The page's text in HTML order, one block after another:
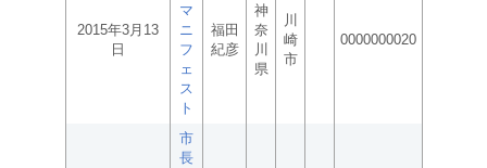
2015年3月13
日
マ
ニ
フ
ェ
ス
ト
福田
紀彦
神
奈
川
県
川
崎
市
0000000020
市
長